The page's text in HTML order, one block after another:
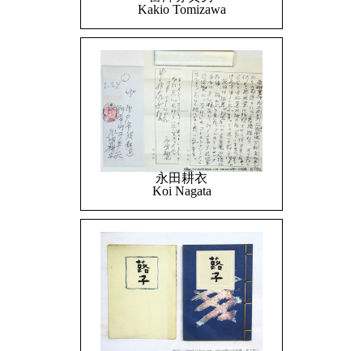
Kakio Tomizawa
永田耕衣
Koi Nagata